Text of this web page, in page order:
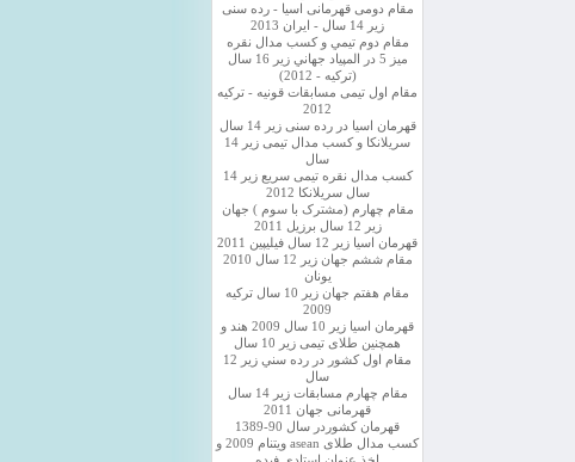
مقام دومی قهرمانی اسیا - رده سنی
زیر 14 سال - ایران 2013
مقام دوم تيمي و كسب مدال نقره
ميز 5 در المپياد جهاني زير 16 سال
(تركيه - 2012)
مقام اول تیمی مسابقات قونیه - ترکیه
2012
قهرمان اسیا در رده سنی زیر 14 سال
سريلانكا و کسب مدال تیمی زیر 14
سال
کسب مدال نقره تیمی سریع زیر 14
سال سریلانکا 2012
مقام چهارم (مشترک با سوم ) جهان
زیر 12 سال برزیل 2011
قهرمان اسيا زير 12 سال فیلیپین 2011
مقام ششم جهان زیر 12 سال 2010
یونان
مقام هفتم جهان زیر 10 سال ترکیه
2009
قهرمان اسيا زیر 10 سال 2009 هند و
همچنین طلای تیمی زیر 10 سال
مقام اول كشور در رده سني زير 12
سال
مقام چهارم مسابقات زیر 14 سال
قهرمانی جهان 2011
قهرمان کشوردر سال 90-1389
کسب مدال طلای asean ویتنام 2009 و